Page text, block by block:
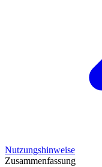
Nutzungshinweise
Zusammenfassung